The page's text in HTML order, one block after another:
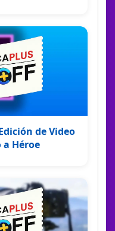
de Video
a Héroe